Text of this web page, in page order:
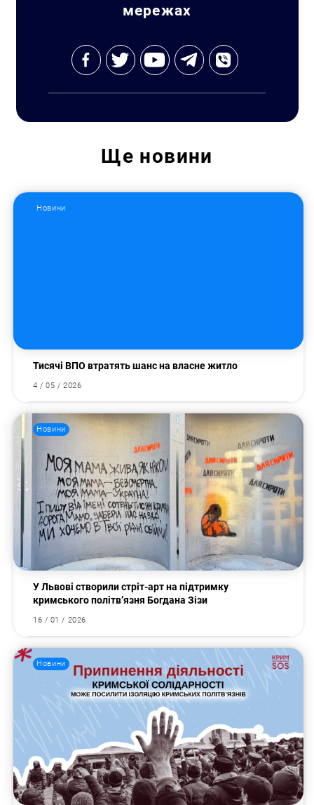
Пошук за запитом:
мережах
Ще новини
Новини
Тисячі ВПО втратять шанс на власне житло
4 / 05 / 2026
Новини
У Львові створили стріт-арт на підтримку
кримського політв’язня Богдана Зізи
16 / 01 / 2026
Новини